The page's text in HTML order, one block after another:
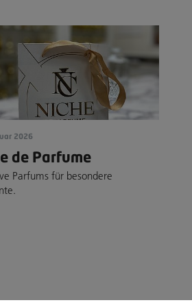
2026
de Parfume
Parfums für besondere